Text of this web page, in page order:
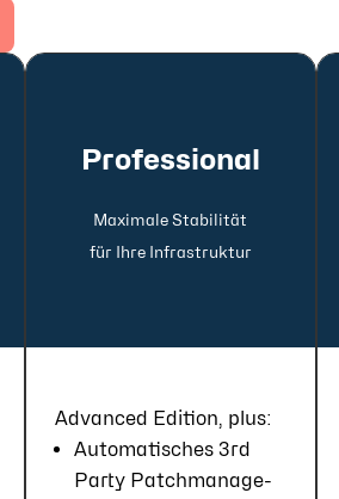
Professional
Maxi­male Stabi­lität
für Ihre In­fra­struk­tur
Advanced Edition, plus:
Auto­mati­sches 3rd
Party Patch­ma­nage­